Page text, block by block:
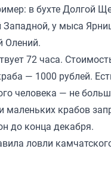
в бухте Долгой
у мыса
Олений.
72 часа.
— 1000 рублей.
человека — не
маленьких крабов
до конца декабря.
ловли